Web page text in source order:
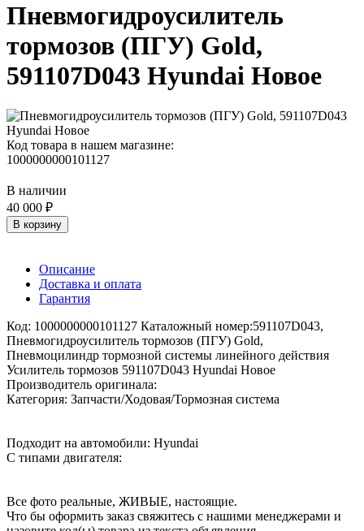
Пневмогидроусилитель
тормозов (ПГУ) Gold,
591107D043 Hyundai Новое
Код товара в нашем магазине:
1000000000101127
В наличии
40 000 ₽
В корзину
Описание
Доставка и оплата
Гарантия
Код: 1000000000101127 Каталожный номер:591107D043,
Пневмогидроусилитель тормозов (ПГУ) Gold,
Пневмоцилиндр тормозной системы линейного действия
Усилитель тормозов 591107D043 Hyundai Новое
Производитель оригинала:
Категория: Запчасти/Ходовая/Тормозная система
Подходит на автомобили: Hyundai
С типами двигателя:
Все фото реальные, ЖИВЫЕ, настоящие.
Что бы оформить заказ свяжитесь с нашими менеджерами и